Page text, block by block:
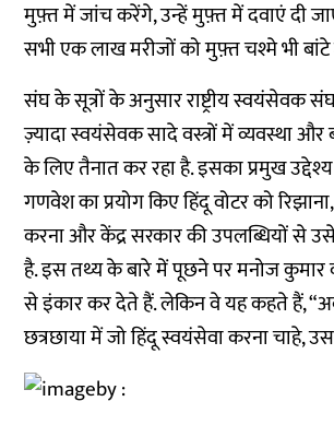
मुफ़्त में जांच करेंगे, उन्हें मुफ़्त में दवाएं दी
सभी एक लाख मरीजों को मुफ़्त चश्मे भी
संघ के सूत्रों के अनुसार राष्ट्रीय स्वयंसेवक
ज़्यादा स्वयंसेवक सादे वस्त्रों में व्यवस्था
के लिए तैनात कर रहा है. इसका प्रमुख
गणवेश का प्रयोग किए हिंदू वोटर को
करना और केंद्र सरकार की उपलब्धियों से
है. इस तथ्य के बारे में पूछने पर मनोज कुमार
से इंकार कर देते हैं. लेकिन वे यह कहते हैं,
छत्रछाया में जो हिंदू स्वयंसेवा करना चाहे,